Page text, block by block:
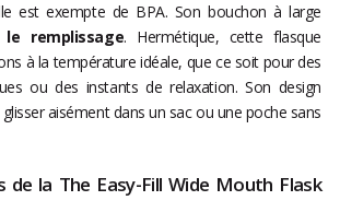
est exempte de BPA. Son bouchon à large
remplissage. Hermétique, cette flasque
à la température idéale, que ce soit pour des
ou des instants de relaxation. Son design
aisément dans un sac ou une poche sans
de la The Easy-Fill Wide Mouth Flask